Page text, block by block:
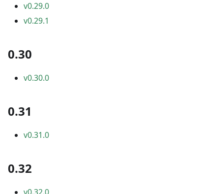
v0.29.0
v0.29.1
0.30
v0.30.0
0.31
v0.31.0
0.32